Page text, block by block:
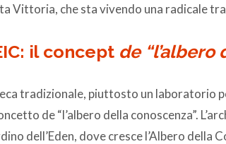
Vittoria, che sta vivendo una radicale
il concept de “l’albero
tradizionale, piuttosto un laboratorio
de “l’albero della conoscenza”.
dell’Eden, dove cresce l’Albero della